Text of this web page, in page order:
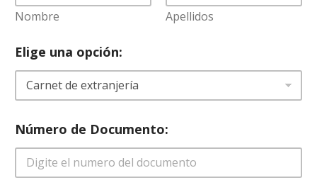
Nombre Apellidos
Elige una opción:
Número de Documento: